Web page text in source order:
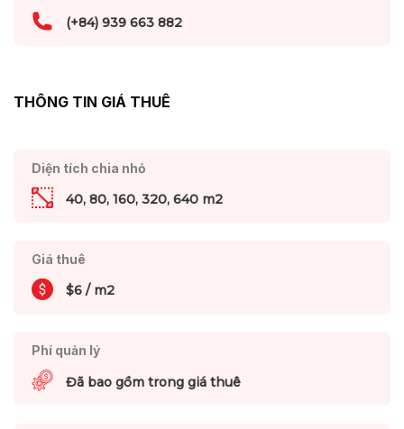
(+84) 939 663 882
THÔNG TIN GIÁ THUÊ
Diện tích chia nhỏ
40, 80, 160, 320, 640 m2
Giá thuê
$6 / m2
Phí quản lý
Đã bao gồm trong giá thuê